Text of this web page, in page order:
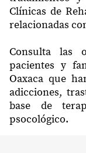
Clínicas de
relacionadas
Consulta las
pacientes y
Oaxaca que
adicciones,
base de
psocológico.